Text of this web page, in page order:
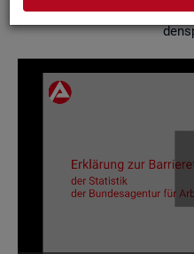
Hier fin­den Sie un­se­re